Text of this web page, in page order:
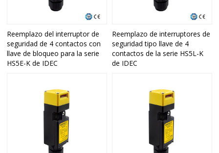
Reemplazo del interruptor de
seguridad de 4 contactos con
llave de bloqueo para la serie
HS5E-K de IDEC
Reemplazo de interruptores de
seguridad tipo llave de 4
contactos de la serie HS5L-K
de IDEC